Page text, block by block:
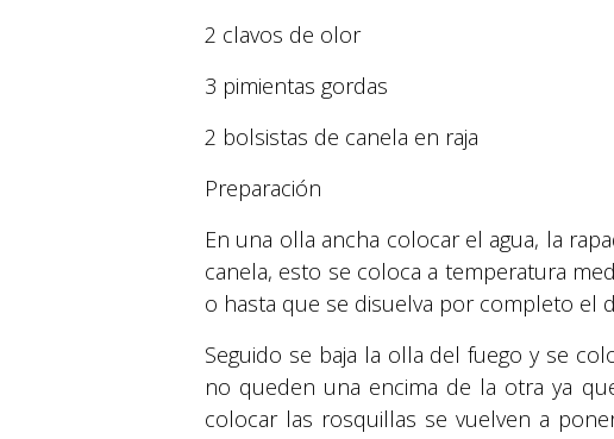
2 clavos de olor
3 pimientas gordas
2 bolsistas de canela en raja
Preparación
En una olla ancha colocar el agua, la
canela, esto se coloca a temperatura
o hasta que se disuelva por completo el
Seguido se baja la olla del fuego y se
no queden una encima de la otra ya
colocar las rosquillas se vuelven a
y